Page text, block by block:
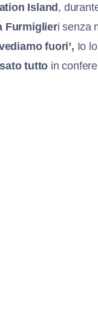
Island,
Furmiglieri senza
fuori’, Io
tutto in